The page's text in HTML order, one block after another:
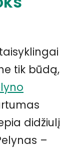
tik būdą,
didžiulį
–